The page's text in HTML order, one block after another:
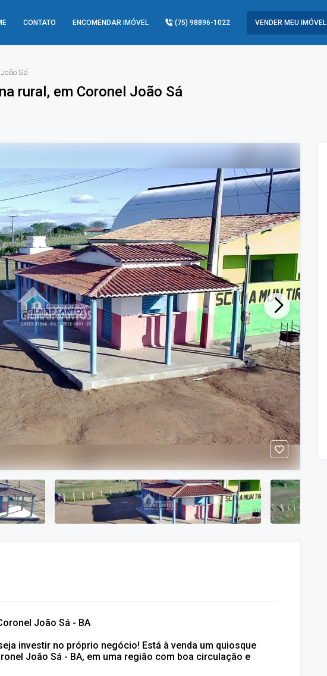
CONTATO ENCOMENDAR IMÓVEL (75) 98896-1022 VENDER MEU IMÓVEL
Sá
rural, em Coronel João Sá
João Sá - BA
investir no próprio negócio! Está à venda um quiosque
João Sá - BA, em uma região com boa circulação e